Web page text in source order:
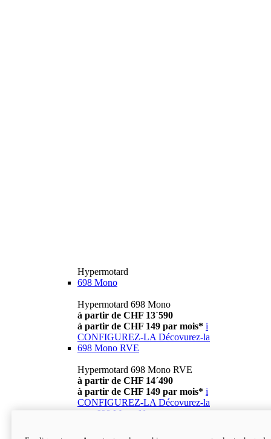
Hypermotard
698 Mono
Hypermotard 698 Mono
à partir de CHF 13´590
à partir de CHF 149 par mois* i
CONFIGUREZ-LA Décovurez-la
698 Mono RVE
Hypermotard 698 Mono RVE
à partir de CHF 14´490
à partir de CHF 149 par mois* i
CONFIGUREZ-LA Décovurez-la
698 Mono Nera
Hypermotard 698 Mono Nera